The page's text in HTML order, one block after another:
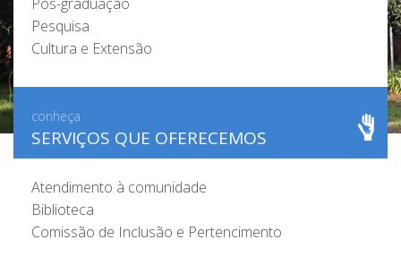
Pesquisa
Cultura e Extensão
conheça
SERVIÇOS QUE OFERECEMOS
Atendimento à comunidade
Biblioteca
Comissão de Inclusão e Pertencimento